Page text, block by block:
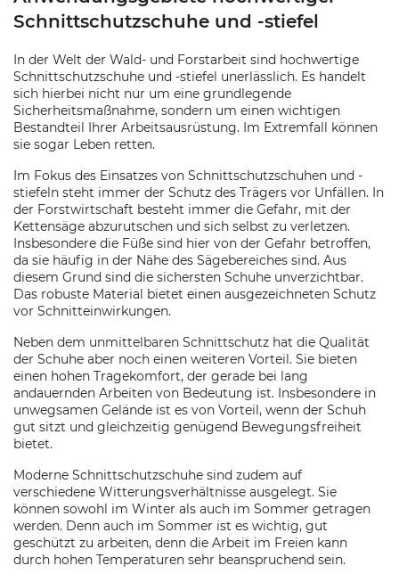
Schnittschutzschuhe und -stiefel
In der Welt der Wald- und Forstarbeit sind hochwertige
Schnittschutzschuhe und -stiefel unerlässlich. Es handelt
sich hierbei nicht nur um eine grundlegende
Sicherheitsmaßnahme, sondern um einen wichtigen
Bestandteil Ihrer Arbeitsausrüstung. Im Extremfall können
sie sogar Leben retten.
Im Fokus des Einsatzes von Schnittschutzschuhen und -
stiefeln steht immer der Schutz des Trägers vor Unfällen. In
der Forstwirtschaft besteht immer die Gefahr, mit der
Kettensäge abzurutschen und sich selbst zu verletzen.
Insbesondere die Füße sind hier von der Gefahr betroffen,
da sie häufig in der Nähe des Sägebereiches sind. Aus
diesem Grund sind die sichersten Schuhe unverzichtbar.
Das robuste Material bietet einen ausgezeichneten Schutz
vor Schnitteinwirkungen.
Neben dem unmittelbaren Schnittschutz hat die Qualität
der Schuhe aber noch einen weiteren Vorteil. Sie bieten
einen hohen Tragekomfort, der gerade bei lang
andauernden Arbeiten von Bedeutung ist. Insbesondere in
unwegsamen Gelände ist es von Vorteil, wenn der Schuh
gut sitzt und gleichzeitig genügend Bewegungsfreiheit
bietet.
Moderne Schnittschutzschuhe sind zudem auf
verschiedene Witterungsverhältnisse ausgelegt. Sie
können sowohl im Winter als auch im Sommer getragen
werden. Denn auch im Sommer ist es wichtig, gut
geschützt zu arbeiten, denn die Arbeit im Freien kann
durch hohen Temperaturen sehr beanspruchend sein.